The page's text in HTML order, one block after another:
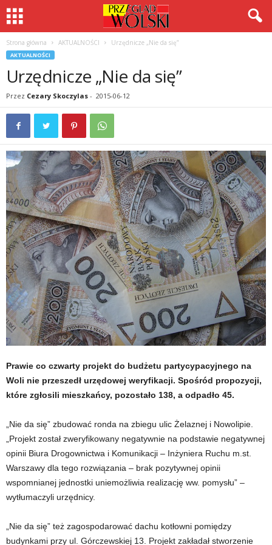
Strona główna AKTUALNOŚCI Urzędnicze „Nie da się”
AKTUALNOŚCI
Urzędnicze „Nie da się”
Przez Cezary Skoczylas - 2015-06-12
Prawie co czwarty projekt do budżetu partycypacyjnego na
Woli nie przeszedł urzędowej weryfikacji. Spośród propozycji,
które zgłosili mieszkańcy, pozostało 138, a odpadło 45.
„Nie da się” zbudować ronda na zbiegu ulic Żelaznej i Nowolipie.
„Projekt został zweryfikowany negatywnie na podstawie negatywnej
opinii Biura Drogownictwa i Komunikacji – Inżyniera Ruchu m.st.
Warszawy dla tego rozwiązania – brak pozytywnej opinii
wspomnianej jednostki uniemożliwia realizację ww. pomysłu” –
wytłumaczyli urzędnicy.
„Nie da się” też zagospodarować dachu kotłowni pomiędzy
budynkami przy ul. Górczewskiej 13. Projekt zakładał stworzenie